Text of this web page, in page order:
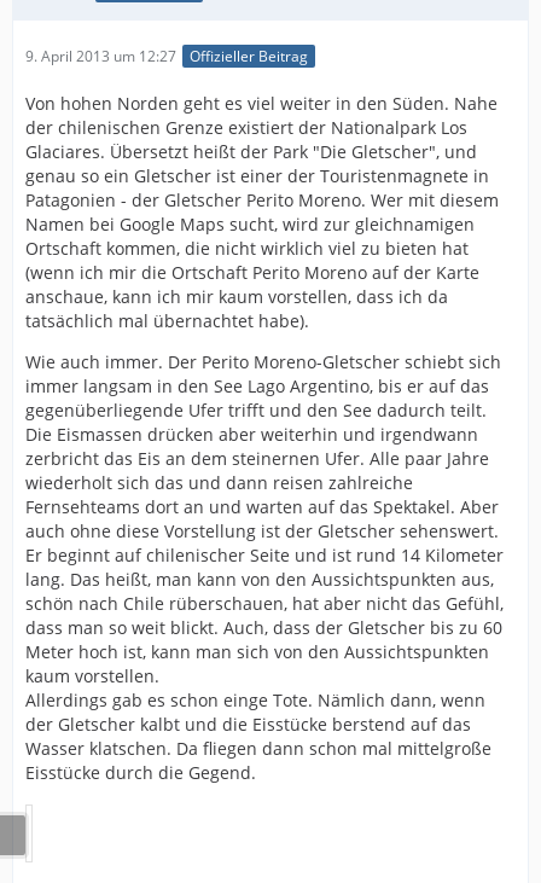
9. April 2013 um 12:27 Offizieller Beitrag
Von hohen Norden geht es viel weiter in den Süden. Nahe
der chilenischen Grenze existiert der Nationalpark Los
Glaciares. Übersetzt heißt der Park "Die Gletscher", und
genau so ein Gletscher ist einer der Touristenmagnete in
Patagonien - der Gletscher Perito Moreno. Wer mit diesem
Namen bei Google Maps sucht, wird zur gleichnamigen
Ortschaft kommen, die nicht wirklich viel zu bieten hat
(wenn ich mir die Ortschaft Perito Moreno auf der Karte
anschaue, kann ich mir kaum vorstellen, dass ich da
tatsächlich mal übernachtet habe).
Wie auch immer. Der Perito Moreno-Gletscher schiebt sich
immer langsam in den See Lago Argentino, bis er auf das
gegenüberliegende Ufer trifft und den See dadurch teilt.
Die Eismassen drücken aber weiterhin und irgendwann
zerbricht das Eis an dem steinernen Ufer. Alle paar Jahre
wiederholt sich das und dann reisen zahlreiche
Fernsehteams dort an und warten auf das Spektakel. Aber
auch ohne diese Vorstellung ist der Gletscher sehenswert.
Er beginnt auf chilenischer Seite und ist rund 14 Kilometer
lang. Das heißt, man kann von den Aussichtspunkten aus,
schön nach Chile rüberschauen, hat aber nicht das Gefühl,
dass man so weit blickt. Auch, dass der Gletscher bis zu 60
Meter hoch ist, kann man sich von den Aussichtspunkten
kaum vorstellen.
Allerdings gab es schon einge Tote. Nämlich dann, wenn
der Gletscher kalbt und die Eisstücke berstend auf das
Wasser klatschen. Da fliegen dann schon mal mittelgroße
Eisstücke durch die Gegend.